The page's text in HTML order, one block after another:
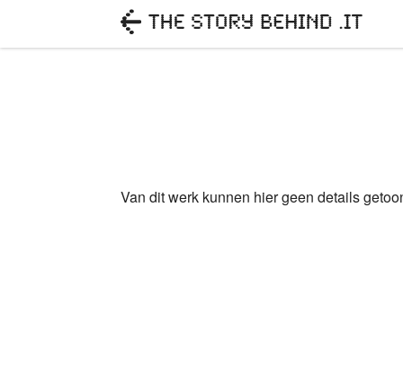
Van dit werk kunnen hier geen details